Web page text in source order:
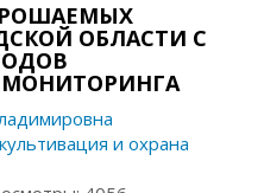
ОБЛАСТИ С
и охрана